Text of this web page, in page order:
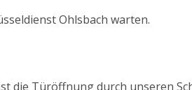
Ohlsbach warten.
die Türöffnung durch unseren